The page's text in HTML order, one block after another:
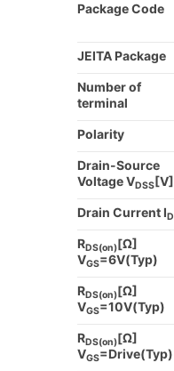
Package Code
JEITA Package
Number of
terminal
Polarity
Drain-Source
Voltage VDSS[V]
Drain Current ID
RDS(on)[Ω]
VGS=6V(Typ)
RDS(on)[Ω]
VGS=10V(Typ)
RDS(on)[Ω]
VGS=Drive(Typ)